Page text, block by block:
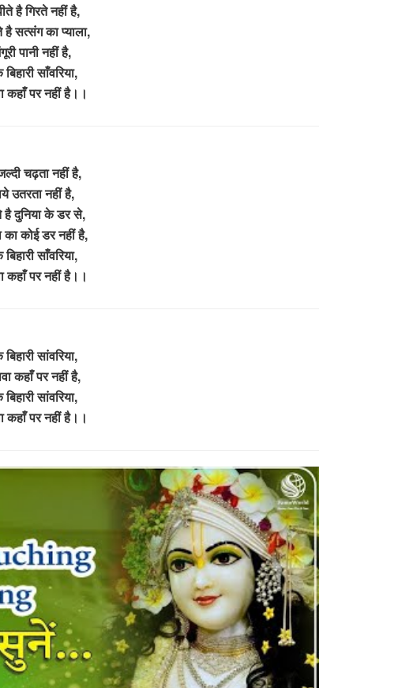
है गिरते नहीं है,
है सत्संग का प्याला,
पानी नहीं है,
साँवरिया,
कहाँ पर नहीं है।।
चढ़ता नहीं है,
उतरता नहीं है,
है दुनिया के डर से,
का कोई डर नहीं है,
साँवरिया,
कहाँ पर नहीं है।।
सांवरिया,
कहाँ पर नहीं है,
सांवरिया,
कहाँ पर नहीं है।।